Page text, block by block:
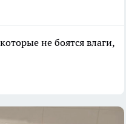
не боятся влаги,